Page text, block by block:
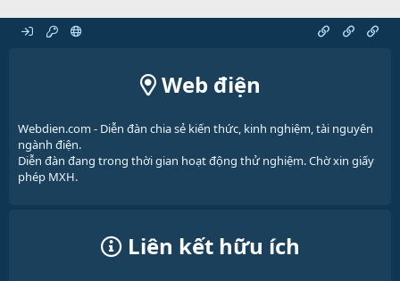
Web điện
Webdien.com - Diễn đàn chia sẻ kiến thức, kinh nghiệm, tài nguyên
ngành điện.
Diễn đàn đang trong thời gian hoạt động thử nghiệm. Chờ xin giấy
phép MXH.
Liên kết hữu ích